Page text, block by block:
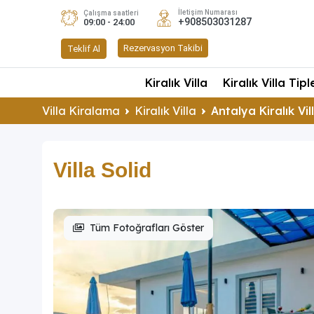
Çalışma saatleri
09:00 - 24:00
İletişim Numarası
+908503031287
Teklif Al Rezervasyon Takibi
Kiralık Villa Kiralık Villa
Villa Kiralama
Kiralık Villa Antalya Kiralık
Villa Solid
Tüm Fotoğrafları Göster